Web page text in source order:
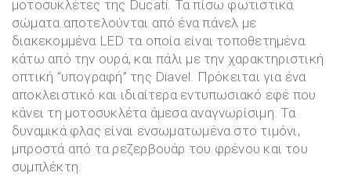
μοτοσυκλέτες της Ducati. Τα πίσω φωτιστικά
σώματα αποτελούνται από ένα πάνελ με
διακεκομμένα LED τα οποία είναι τοποθετημένα
κάτω από την ουρά, και πάλι με την χαρακτηριστική
οπτική “υπογραφή” της Diavel. Πρόκειται για ένα
αποκλειστικό και ιδιαίτερα εντυπωσιακό εφέ που
κάνει τη μοτοσυκλέτα άμεσα αναγνωρίσιμη. Τα
δυναμικά φλας είναι ενσωματωμένα στο τιμόνι,
μπροστά από τα ρεζερβουάρ του φρένου και του
συμπλέκτη.